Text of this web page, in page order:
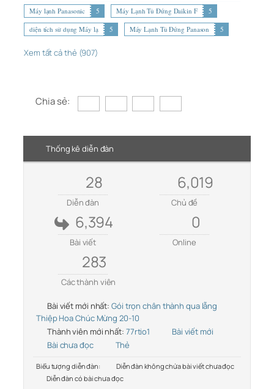
Máy lạnh Panasonic
5 Máy Lạnh Tủ Đứng Daikin F
5
diện tích sử dụng Máy lạ
5 Máy Lạnh Tủ Đứng Panason 5
Xem tất cả thẻ (907)
Chia sẻ:
Thống kê diễn đàn
28
Diễn đàn
6,019
Chủ đề
6,394
Bài viết
0
Online
283
Các thành viên
Bài viết mới nhất: Gói trọn chân thành qua lẵng
Thiệp Hoa Chúc Mừng 20-10
Thành viên mới nhất: 77rtio1
Bài viết mới
Bài chưa đọc
Thẻ
Biểu tượng diễn đàn:
Diễn đàn không chứa bài viết chưa đọc
Diễn đàn có bài chưa đọc